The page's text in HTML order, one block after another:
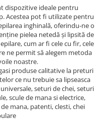
dispozitive ideale pentru
Acestea pot fi utilizate pentru
inghinală, oferindu-ne o
pielea netedă și lipsită de
cum ar fi cele cu fir, cele
ne permit să alegem metoda
noastre.
produse calitative la preturi
ce nu trebuie sa lipseasca
seturi de chei, seturi
scule de mana si electrice,
mana, patenti, clesti, chei